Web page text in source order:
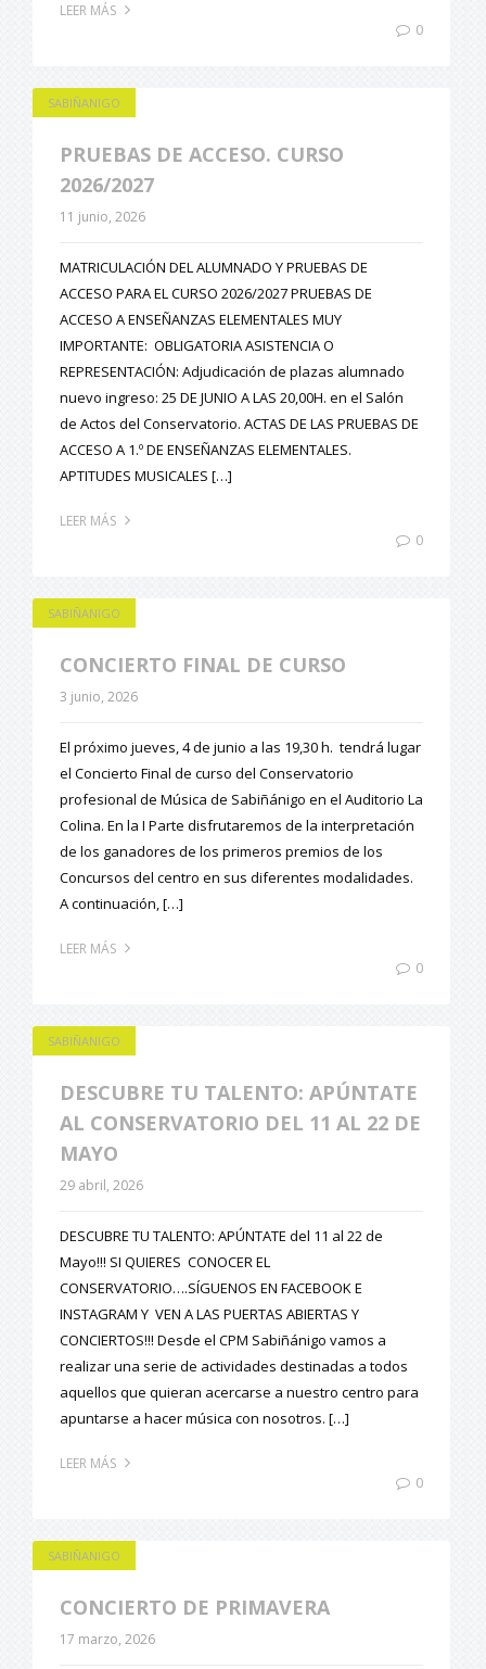
LEER MÁS
0
SABIÑANIGO
PRUEBAS DE ACCESO. CURSO
2026/2027
11 junio, 2026
MATRICULACIÓN DEL ALUMNADO Y PRUEBAS DE
ACCESO PARA EL CURSO 2026/2027 PRUEBAS DE
ACCESO A ENSEÑANZAS ELEMENTALES MUY
IMPORTANTE: OBLIGATORIA ASISTENCIA O
REPRESENTACIÓN: Adjudicación de plazas alumnado
nuevo ingreso: 25 DE JUNIO A LAS 20,00H. en el Salón
de Actos del Conservatorio. ACTAS DE LAS PRUEBAS DE
ACCESO A 1.º DE ENSEÑANZAS ELEMENTALES.
APTITUDES MUSICALES […]
LEER MÁS
0
SABIÑANIGO
CONCIERTO FINAL DE CURSO
3 junio, 2026
El próximo jueves, 4 de junio a las 19,30 h. tendrá lugar
el Concierto Final de curso del Conservatorio
profesional de Música de Sabiñánigo en el Auditorio La
Colina. En la I Parte disfrutaremos de la interpretación
de los ganadores de los primeros premios de los
Concursos del centro en sus diferentes modalidades.
A continuación, […]
LEER MÁS
0
SABIÑANIGO
DESCUBRE TU TALENTO: APÚNTATE
AL CONSERVATORIO DEL 11 AL 22 DE
MAYO
29 abril, 2026
DESCUBRE TU TALENTO: APÚNTATE del 11 al 22 de
Mayo!!! SI QUIERES CONOCER EL
CONSERVATORIO….SÍGUENOS EN FACEBOOK E
INSTAGRAM Y VEN A LAS PUERTAS ABIERTAS Y
CONCIERTOS!!! Desde el CPM Sabiñánigo vamos a
realizar una serie de actividades destinadas a todos
aquellos que quieran acercarse a nuestro centro para
apuntarse a hacer música con nosotros. […]
LEER MÁS
0
SABIÑANIGO
CONCIERTO DE PRIMAVERA
17 marzo, 2026